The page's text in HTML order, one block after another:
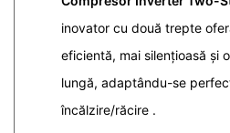
inovator cu două trepte
eficientă, mai silențioasă și
lungă, adaptându-se
încălzire/răcire .